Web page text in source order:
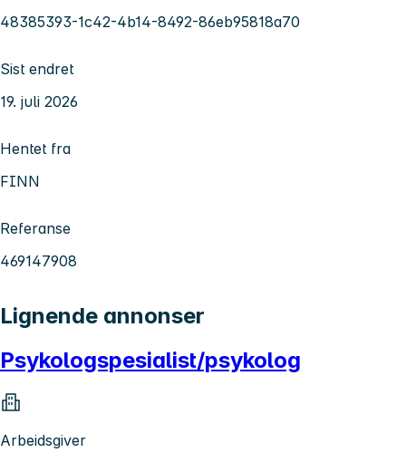
48385393-1c42-4b14-8492-86eb95818a70
Sist endret
19. juli 2026
Hentet fra
FINN
Referanse
469147908
Lignende annonser
Psykologspesialist/psykolog
Arbeidsgiver